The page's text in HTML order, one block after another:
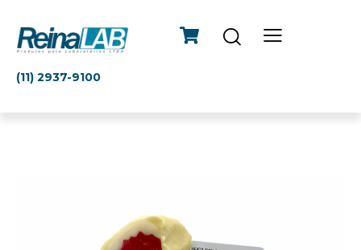
(11) 2937-9100